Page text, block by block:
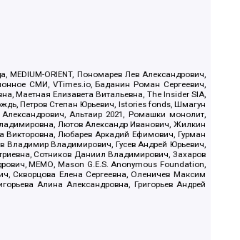
ORIENT, Пономарев Лев Александрович,
СМИ, VTimes.io, Баданин Роман Сергеевич,
Маетная Елизавета Витальевна, The Insider SIA,
Петров Степан Юрьевич, Istories fonds, Шмагун
Альтаир 2021, Ромашки монолит,
Лютов Александр Иванович, Жилкин
Викторовна, Любарев Аркадий Ефимович, Гурман
Владимир Владимирович, Гусев Андрей Юрьевич,
Сотников Даниил Владимирович, Захаров
МЕМО, Mason G.E.S. Anonymous Foundation,
Скворцова Елена Сергеевна, Оленичев Максим
Алина Александровна, Григорьев Андрей